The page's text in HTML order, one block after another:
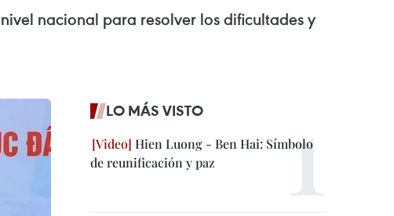
nacional para resolver los dificultades y
LO MÁS VISTO
Hien Luong - Ben Hai: Símbolo
de reunificación y paz